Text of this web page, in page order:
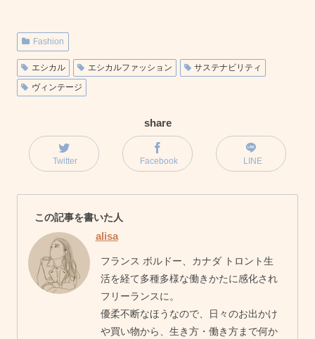
Fashion
エシカル エシカルファッション
サステナビリティ
ヴィンテージ
share
Twitter Facebook LINE
この記事を書いた人
alisa
フランス ボルドー、カナダ トロント生
活を経て多種多様な働きかたに感化され
フリーランスに。
優柔不断なほうなので、日々のお出かけ
や買い物から、生き方・働き方まで何か